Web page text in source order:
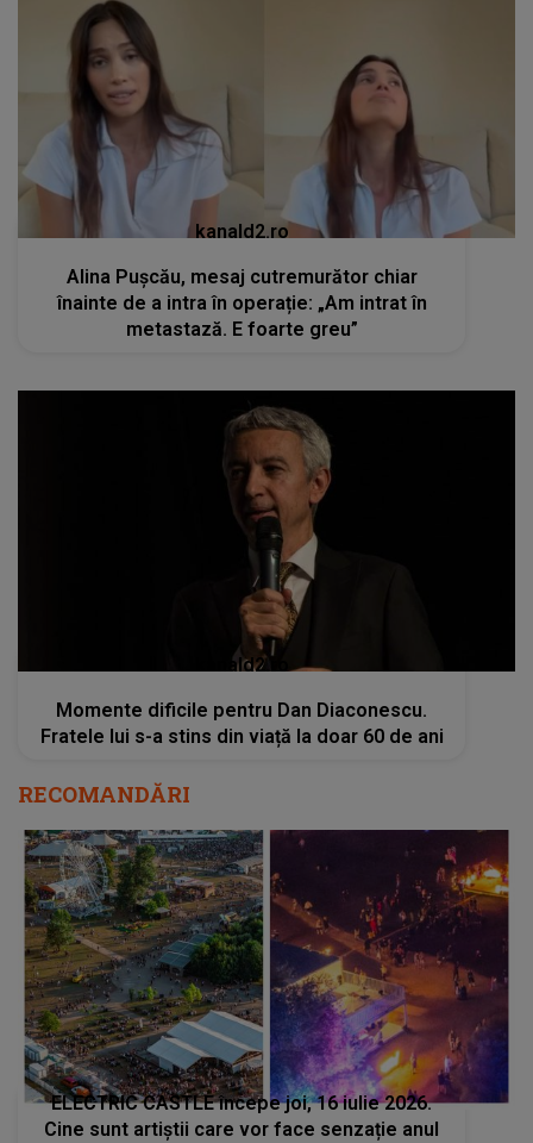
kanald2.ro
Alina Pușcău, mesaj cutremurător chiar
înainte de a intra în operație: „Am intrat în
metastază. E foarte greu”
kanald2.ro
Momente dificile pentru Dan Diaconescu.
Fratele lui s-a stins din viață la doar 60 de ani
RECOMANDĂRI
ELECTRIC CASTLE începe joi, 16 iulie 2026.
Cine sunt artiștii care vor face senzație anul